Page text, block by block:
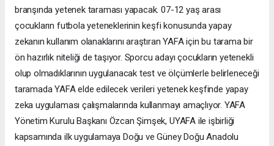
branşında yetenek taraması yapacak. 07-12 yaş arası
çocukların futbola yeteneklerinin keşfi konusunda yapay
zekanın kullanım olanaklarını araştıran YAFA için bu tarama bir
ön hazırlık niteliği de taşıyor. Sporcu adayı çocukların yetenekli
olup olmadıklarının uygulanacak test ve ölçümlerle belirleneceği
taramada YAFA elde edilecek verileri yetenek keşfinde yapay
zeka uygulaması çalışmalarında kullanmayı amaçlıyor. YAFA
Yönetim Kurulu Başkanı Özcan Şimşek, UYAFA ile işbirliği
kapsamında ilk uygulamaya Doğu ve Güney Doğu Anadolu